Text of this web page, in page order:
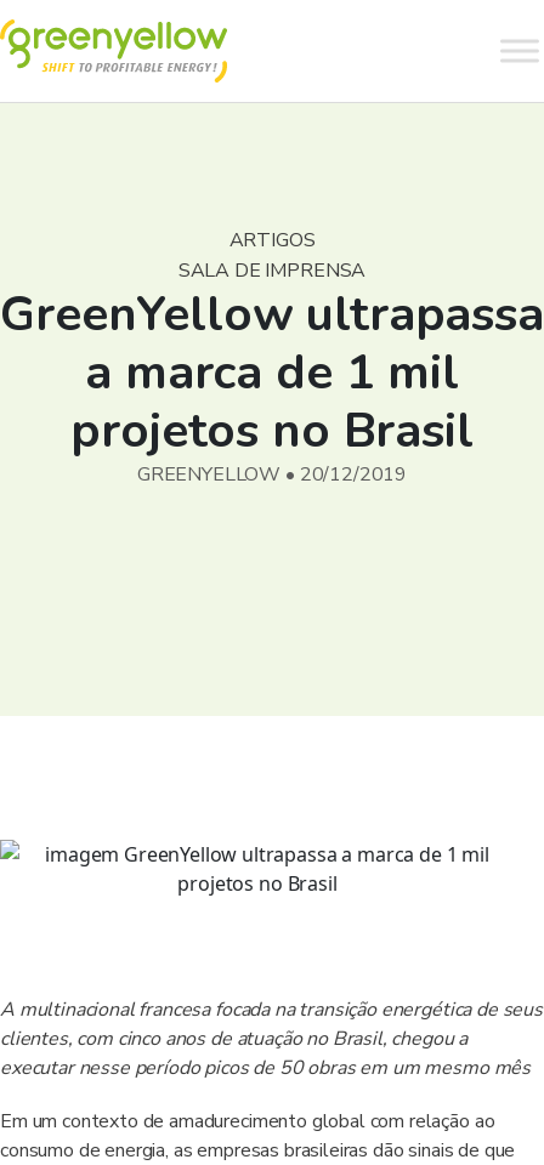
ARTIGOS
SALA DE IMPRENSA
GreenYellow ultrapassa
a marca de 1 mil
projetos no Brasil
GREENYELLOW • 20/12/2019
A multinacional francesa focada na transição energética de seus
clientes, com cinco anos de atuação no Brasil, chegou a
executar nesse período picos de 50 obras em um mesmo mês
Em um contexto de amadurecimento global com relação ao
consumo de energia, as empresas brasileiras dão sinais de que